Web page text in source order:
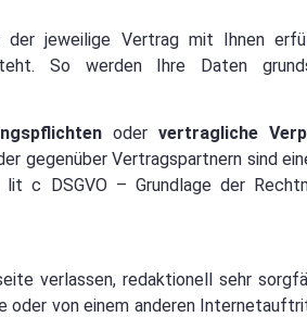
der jeweilige Vertrag mit Ihnen
So werden Ihre Daten
odervertragliche
gegenüber Vertragspartnern sind
c DSGVO – Grundlage der
verlassen, redaktionell sehr
oder von einem anderen